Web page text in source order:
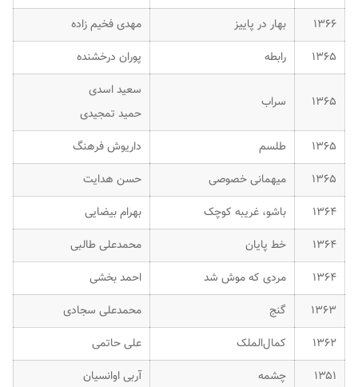
۱۳۶۶
بهار در پاییز
مهدی فخیم زاده
۱۳۶۵
رابطه پوران درخشنده
۱۳۶۵ سراب
سعید اسدی
حمید تمجیدی
۱۳۶۵
طلسم
داریوش فرهنگ
۱۳۶۵
میهمانی خصوصی
حسن هدایت
۱۳۶۴
باشو، غریبه کوچک
بهرام بیضایی
۱۳۶۴
خط پایان
محمدعلی طالبی
۱۳۶۴
مردی که موش شد
احمد بخشی
۱۳۶۳
گنج
محمدعلی سجادی
۱۳۶۲
کمال‌الملک
علی حاتمی
۱۳۵۱
چشمه آربی اوانسیان